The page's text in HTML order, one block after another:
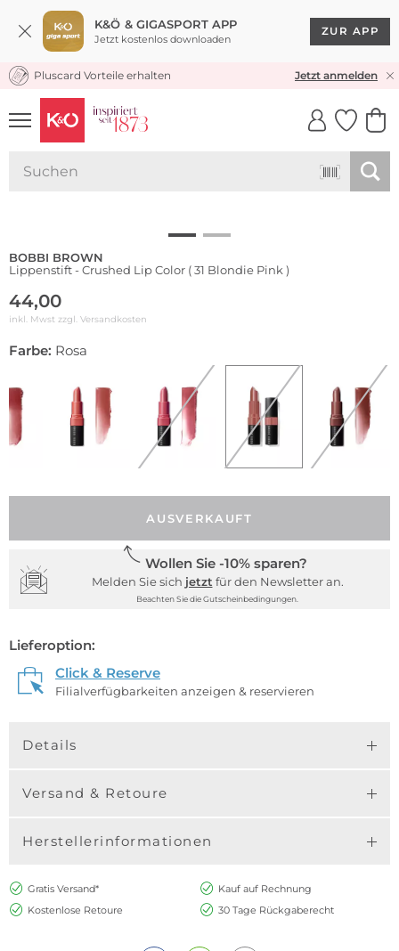
K&Ö & GIGASPORT APP
Jetzt kostenlos downloaden
ZUR APP
KOSTENLOSER VERSAND* & RÜCKVERSAND
Pluscard Vorteile erhalten Jetzt anmelden
UNSERE APP
CLICK &
BOBBI BROWN
Lippenstift - Crushed Lip Color ( 31 Blondie Pink )
44,00
inkl. Mwst zzgl. Versandkosten
Farbe: Rosa
AUSVERKAUFT
Wollen Sie -10% sparen?
Melden Sie sich jetzt für den Newsletter an.
Beachten Sie die Gutscheinbedingungen.
Lieferoption:
Click & Reserve
Filialverfügbarkeiten anzeigen & reservieren
Details
Versand & Retoure
Herstellerinformationen
Gratis Versand*
Kauf auf Rechnung
Kostenlose Retoure
30 Tage Rückgaberecht